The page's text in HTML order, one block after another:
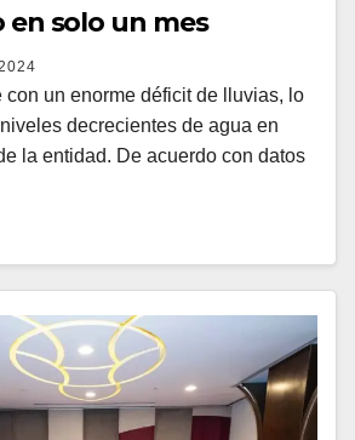
en solo un mes
con un enorme déficit de lluvias, lo
decrecientes de agua en
la entidad. De acuerdo con datos